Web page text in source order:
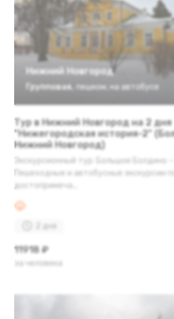
Нижний Новгород
Групповая пешком, на автобусе
Тур в Нижний Новгород на 2 дня
"Нижегородская история-2"
Нижний Новгород)
Экскурсионный тур: Большое Болдино -
Пешеходные и автобусные экскурсии
достопримеча...
2 дня
11918 ₽
за человека